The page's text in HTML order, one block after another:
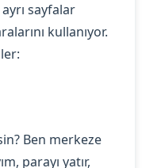
sayfalar
kullanıyor.
Ben merkeze
parayı yatır,